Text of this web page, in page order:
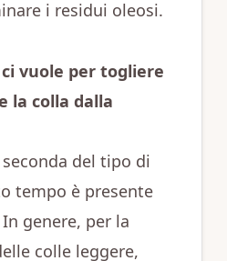
i residui oleosi.
vuole per togliere
la colla dalla
del tipo di
tempo è presente
genere, per la
colle leggere,